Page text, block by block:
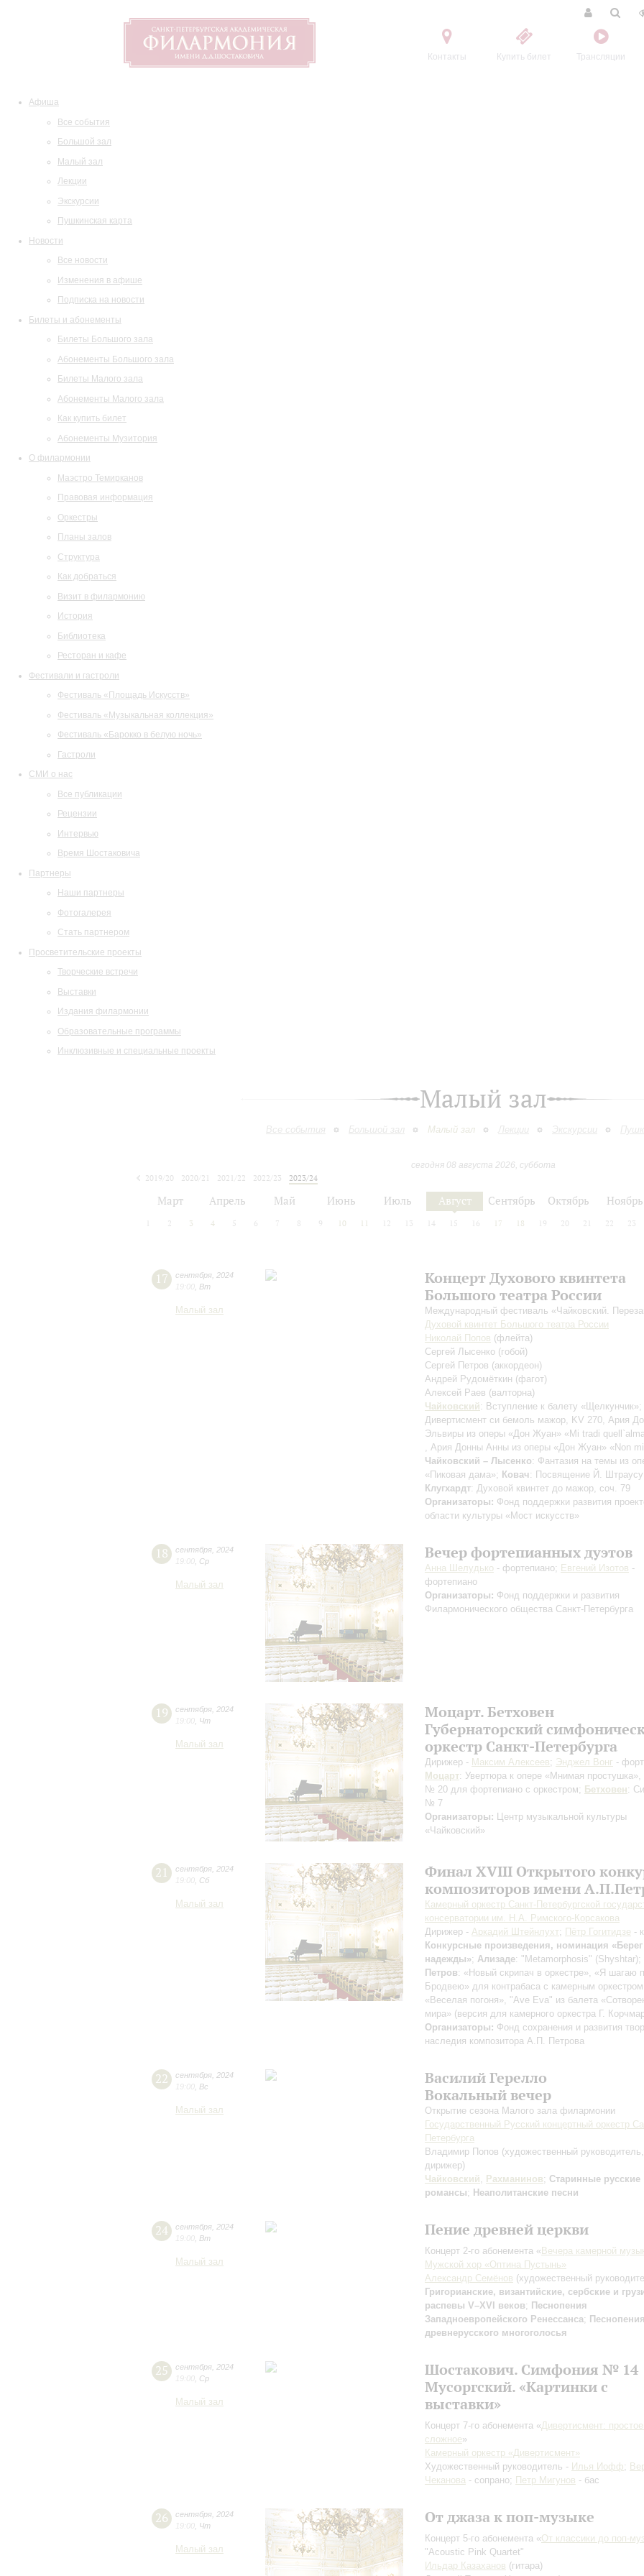
Контакты Купить билет Трансляции
Афиша
Все события
Большой зал
Малый зал
Лекции
Экскурсии
Пушкинская карта
Новости
Все новости
Изменения в афише
Подписка на новости
Билеты и абонементы
Билеты Большого зала
Абонементы Большого зала
Билеты Малого зала
Абонементы Малого зала
Как купить билет
Абонементы Музитория
О филармонии
Маэстро Темирканов
Правовая информация
Оркестры
Планы залов
Структура
Как добраться
Визит в филармонию
История
Библиотека
Ресторан и кафе
Фестивали и гастроли
Фестиваль «Площадь Искусств»
Фестиваль «Музыкальная коллекция»
Фестиваль «Барокко в белую ночь»
Гастроли
СМИ о нас
Все публикации
Рецензии
Интервью
Время Шостаковича
Партнеры
Наши партнеры
Фотогалерея
Стать партнером
Просветительские проекты
Творческие встречи
Выставки
Издания филармонии
Образовательные программы
Инклюзивные и специальные проекты
Малый зал
Все события Большой зал Малый зал Лекции Экскурсии
сегодня 08 августа 2026, суббота
2019/20
2020/21 2021/22 2022/23
2023/24
Март Апрель Май Июнь Июль Август Сентябрь Октябрь Ноябрь
2 3 4 5 6 7 8 9 10 11 12 13 14 15 16 17 18 19 20 21 22 23
17 сентября 2024
19:00 Вт
Малый зал
Концерт Духового квинтета
Большого театра России
Международный фестиваль «Чайковский.
Духовой квинтет Большого театра России
Николай Попов (флейта)
Сергей Лысенко (гобой)
Сергей Петров (аккордеон)
Андрей Рудомёткин (фагот)
Алексей Раев (валторна)
Чайковский: Вступление к балету «Щелкунчик»;
Дивертисмент си бемоль мажор, KV 270, Ария
Эльвиры из оперы «Дон Жуан» «Mi tradi
, Ария Донны Анны из оперы «Дон Жуан» «Non
Чайковский – Лысенко: Фантазия на темы из
«Пиковая дама»; Ковач: Посвящение Й. Штраусу;
Клугхардт: Духовой квинтет до мажор, соч. 79
Организаторы: Фонд поддержки развития
области культуры «Мост искусств»
18 сентября 2024
19:00 Ср
Малый зал
Вечер фортепианных дуэтов
Анна Шелудько - фортепиано; Евгений Изотов -
фортепиано
Организаторы: Фонд поддержки и развития
Филармонического общества Санкт-Петербурга
19 сентября 2024
19:00 Чт
Малый зал
Моцарт. Бетховен
Губернаторский
оркестр Санкт-Петербурга
Дирижер - Максим Алексеев; Энджел Вонг -
Моцарт: Увертюра к опере «Мнимая простушка»,
№ 20 для фортепиано с оркестром; Бетховен:
№ 7
Организаторы: Центр музыкальной культуры
«Чайковский»
21 сентября 2024
19:00 Сб
Малый зал
Финал XVIII Открытого
композиторов имени
Камерный оркестр Санкт-Петербургской
консерватории им. Н.А. Римского-Корсакова
Дирижер - Аркадий Штейнлухт; Пётр Гогитидзе -
Конкурсные произведения, номинация «Берег
надежды»; Ализаде: "Metamorphosis" (Shyshtar);
Петров: «Новый скрипач в оркестре», «Я шагаю
Бродвею» для контрабаса с камерным оркестром,
«Веселая погоня», "Ave Eva" из балета
мира» (версия для камерного оркестра Г.
Организаторы: Фонд сохранения и развития
наследия композитора А.П. Петрова
22 сентября 2024
19:00 Вс
Малый зал
Василий Герелло
Вокальный вечер
Открытие сезона Малого зала филармонии
Государственный Русский концертный оркестр
Петербурга
Владимир Попов (художественный руководитель,
дирижер)
Чайковский, Рахманинов; Старинные русские
романсы; Неаполитанские песни
24 сентября 2024
19:00 Вт
Малый зал
Пение древней церкви
Концерт 2-го абонемента « Вечера камерной
Мужской хор «Оптина Пустынь»
Александр Семёнов (художественный
Григорианские, византийские, сербские и
распевы V–XVI веков; Песнопения
Западноевропейского Ренессанса; Песнопения
древнерусского многоголосья
25 сентября 2024
19:00 Ср
Малый зал
Шостакович. Симфония № 14
Мусоргский. «Картинки с
выставки»
Концерт 7-го абонемента «Дивертисмент:
сложное»
Камерный оркестр «Дивертисмент»
Художественный руководитель - Илья Иофф;
Чеканова - сопрано; Петр Мигунов - бас
26 сентября 2024
19:00 Чт
Малый зал
От джаза к поп-музыке
Концерт 5-го абонемента «От классики до поп-
"Acoustic Pink Quartet"
Ильдар Казаханов (гитара)